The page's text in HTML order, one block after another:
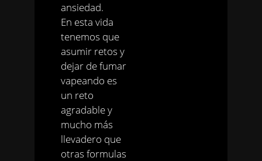
ansiedad.
En esta vida
tenemos que
asumir retos y
dejar de fumar
vapeando es
un reto
agradable y
mucho más
llevadero que
otras formulas